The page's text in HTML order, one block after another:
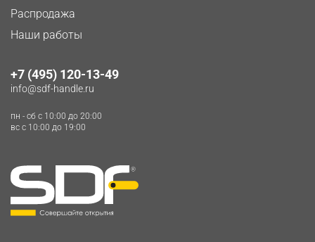
Распродажа
Наши работы
+7 (495) 120-13-49
info@sdf-handle.ru
пн - сб c 10:00 до 20:00
вс c 10:00 до 19:00